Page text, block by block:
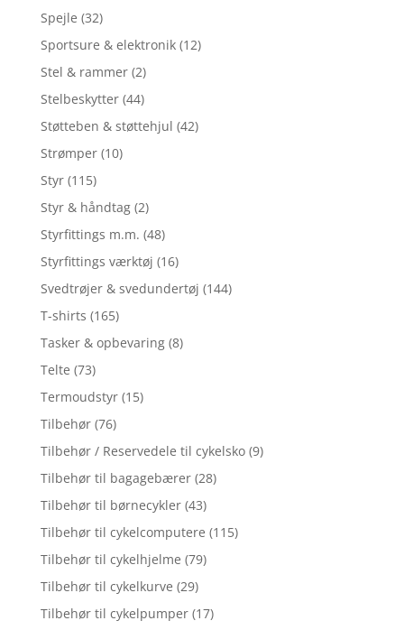
Spejle (32)
Sportsure & elektronik (12)
Stel & rammer (2)
Stelbeskytter (44)
Støtteben & støttehjul (42)
Strømper (10)
Styr (115)
Styr & håndtag (2)
Styrfittings m.m. (48)
Styrfittings værktøj (16)
Svedtrøjer & svedundertøj (144)
T-shirts (165)
Tasker & opbevaring (8)
Telte (73)
Termoudstyr (15)
Tilbehør (76)
Tilbehør / Reservedele til cykelsko (9)
Tilbehør til bagagebærer (28)
Tilbehør til børnecykler (43)
Tilbehør til cykelcomputere (115)
Tilbehør til cykelhjelme (79)
Tilbehør til cykelkurve (29)
Tilbehør til cykelpumper (17)